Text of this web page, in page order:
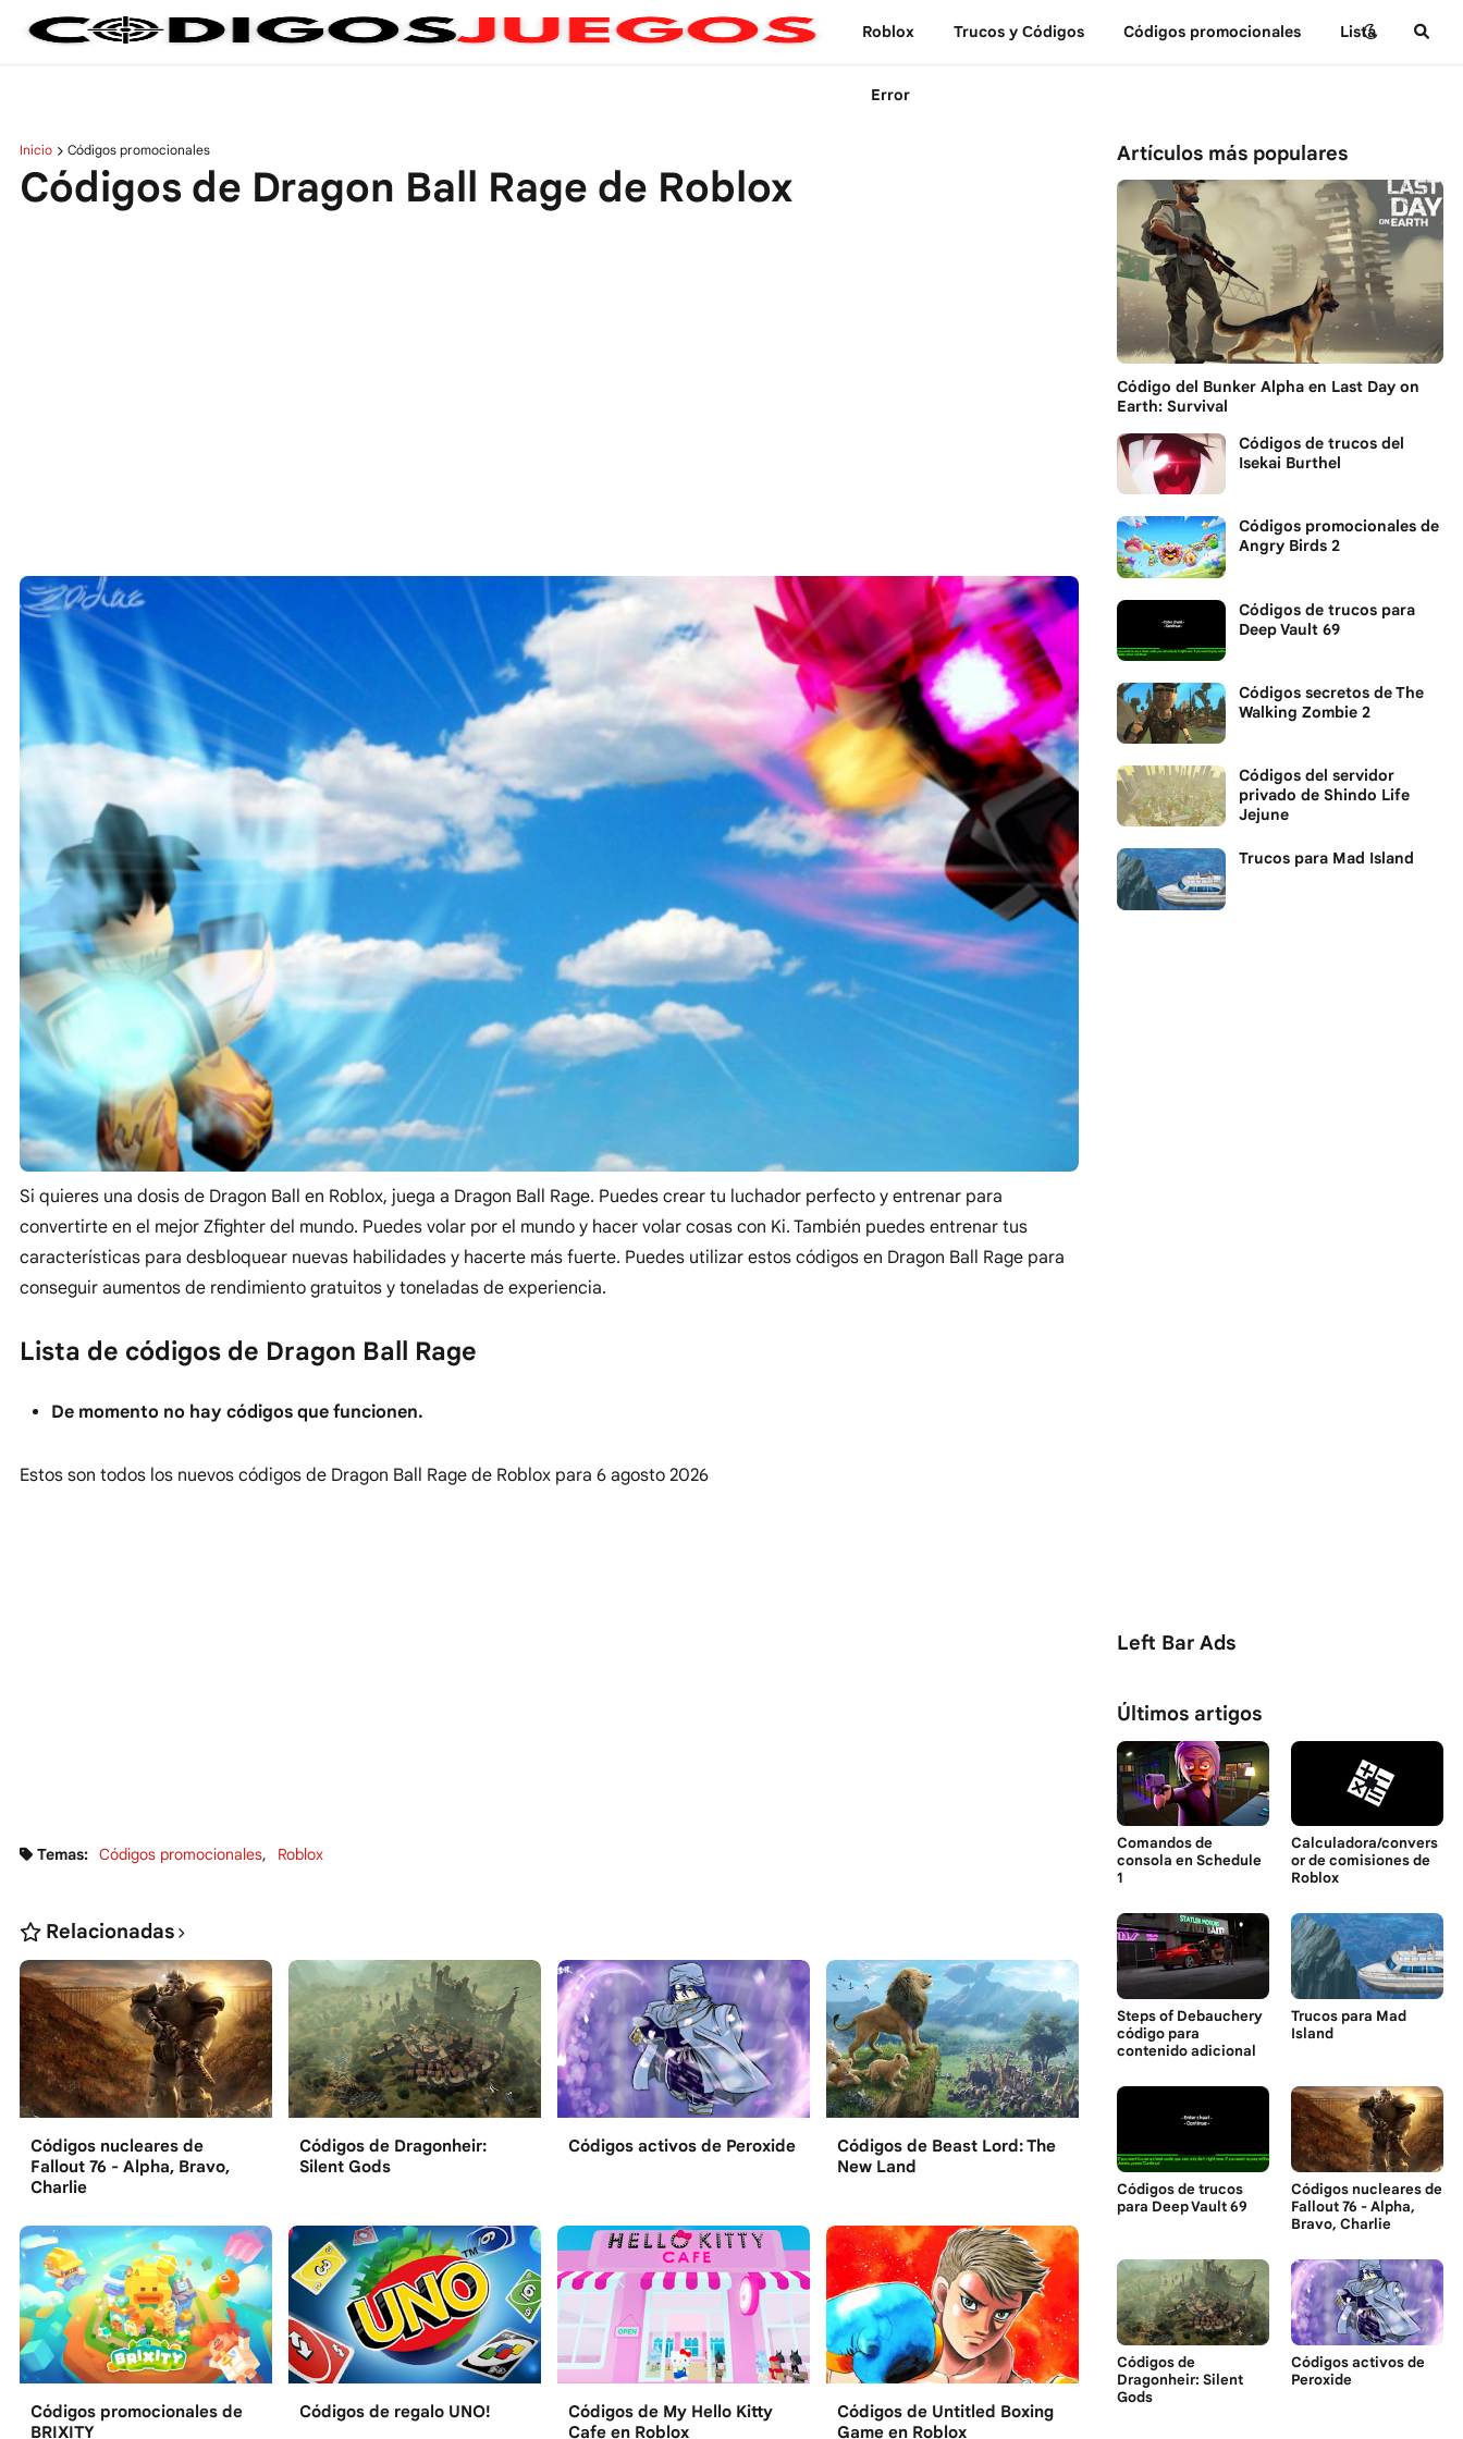
Roblox Trucos y Сódigos Códigos promocionales Lista
Error
Inicio Códigos promocionales
Códigos de Dragon Ball Rage de Roblox
Si quieres una dosis de Dragon Ball en Roblox, juega a Dragon Ball Rage. Puedes crear tu luchador perfecto y entrenar para
convertirte en el mejor Zfighter del mundo. Puedes volar por el mundo y hacer volar cosas con Ki. También puedes entrenar tus
características para desbloquear nuevas habilidades y hacerte más fuerte. Puedes utilizar estos códigos en Dragon Ball Rage para
conseguir aumentos de rendimiento gratuitos y toneladas de experiencia.
Lista de códigos de Dragon Ball Rage
De momento no hay códigos que funcionen.
Estos son todos los nuevos códigos de Dragon Ball Rage de Roblox para 6 agosto 2026
Temas: Códigos promocionales Roblox
Relacionadas
Códigos nucleares de
Fallout 76 - Alpha, Bravo,
Charlie
Códigos de Dragonheir:
Silent Gods
Códigos activos de Peroxide
Códigos de Beast Lord: The
New Land
Códigos promocionales de
BRIXITY
Códigos de regalo UNO!
Códigos de My Hello Kitty
Cafe en Roblox
Códigos de Untitled Boxing
Game en Roblox
Artículos más populares
Código del Bunker Alpha en Last Day on
Earth: Survival
Códigos de trucos del
Isekai Burthel
Códigos promocionales de
Angry Birds 2
Códigos de trucos para
Deep Vault 69
Códigos secretos de The
Walking Zombie 2
Códigos del servidor
privado de Shindo Life
Jejune
Trucos para Mad Island
Left Bar Ads
Últimos artigos
Comandos de
consola en Schedule
1
Calculadora/convers
or de comisiones de
Roblox
Steps of Debauchery
código para
contenido adicional
Trucos para Mad
Island
Códigos de trucos
para Deep Vault 69
Códigos nucleares de
Fallout 76 - Alpha,
Bravo, Charlie
Códigos de
Dragonheir: Silent
Gods
Códigos activos de
Peroxide